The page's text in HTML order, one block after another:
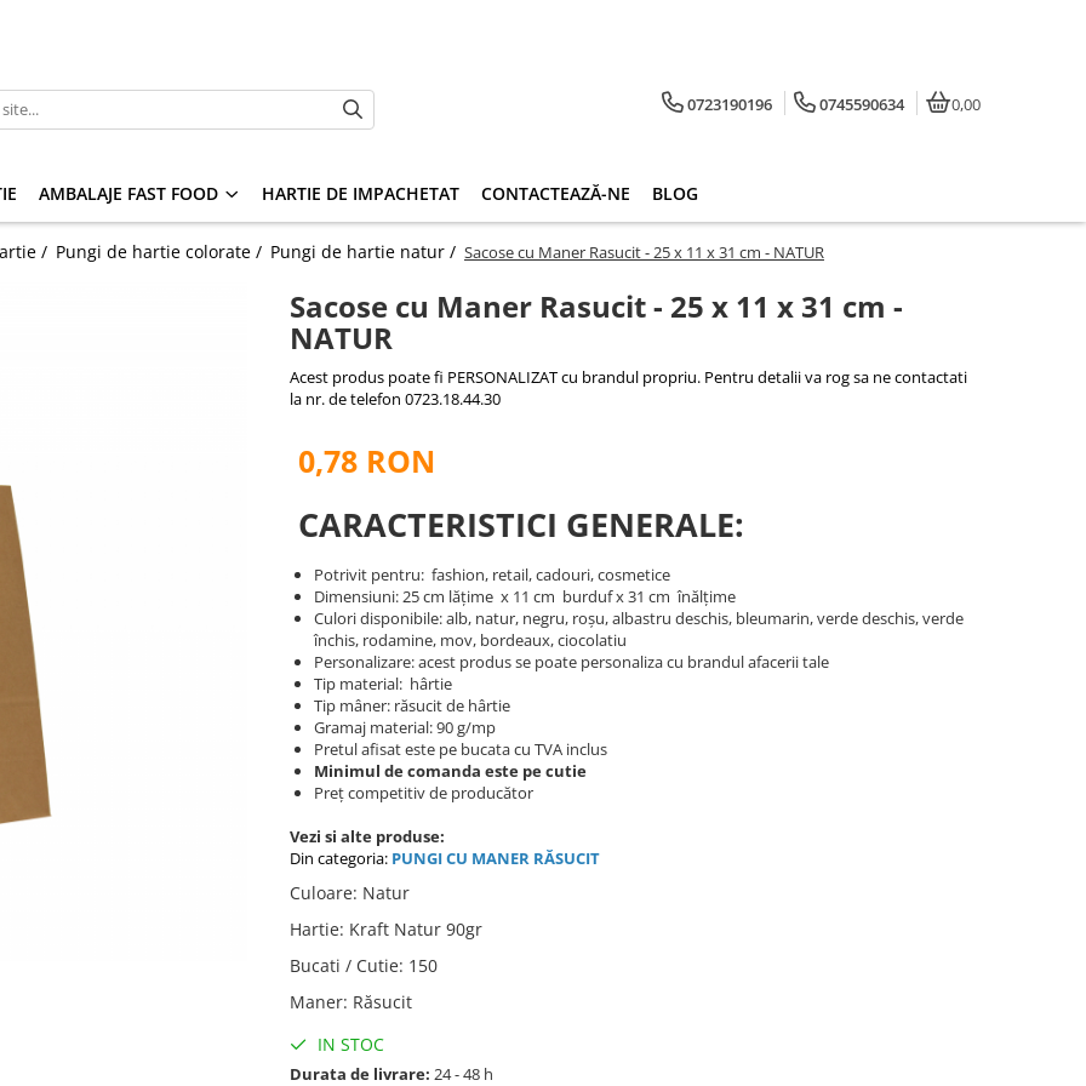
0723190196 0745590634 0,00
AMBALAJE FAST FOOD HARTIE DE IMPACHETAT CONTACTEAZĂ-NE BLOG
/ Pungi de hartie colorate / Pungi de hartie natur / Sacose cu Maner Rasucit - 25 x 11 x 31 cm - NATUR
Sacose cu Maner Rasucit - 25 x 11 x 31 cm -
NATUR
Acest produs poate fi PERSONALIZAT cu brandul propriu. Pentru detalii va rog sa ne contactati
la nr. de telefon 0723.18.44.30
0,78 RON
CARACTERISTICI GENERALE:
Potrivit pentru: fashion, retail, cadouri, cosmetice
Dimensiuni: 25 cm lățime x 11 cm burduf x 31 cm înălțime
Culori disponibile: alb, natur, negru, roșu, albastru deschis, bleumarin, verde deschis, verde
închis, rodamine, mov, bordeaux, ciocolatiu
Personalizare: acest produs se poate personaliza cu brandul afacerii tale
Tip material: hârtie
Tip mâner: răsucit de hârtie
Gramaj material: 90 g/mp
Pretul afisat este pe bucata cu TVA inclus
Minimul de comanda este pe cutie
Preț competitiv de producător
Vezi si alte produse:
Din categoria: PUNGI CU MANER RĂSUCIT
Culoare: Natur
Hartie: Kraft Natur 90gr
Bucati / Cutie: 150
Maner: Răsucit
IN STOC
Durata de livrare: 24 - 48 h